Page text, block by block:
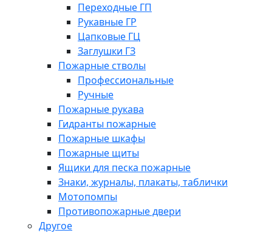
Переходные ГП
Рукавные ГР
Цапковые ГЦ
Заглушки ГЗ
Пожарные стволы
Профессиональные
Ручные
Пожарные рукава
Гидранты пожарные
Пожарные шкафы
Пожарные щиты
Ящики для песка пожарные
Знаки, журналы, плакаты, таблички
Мотопомпы
Противопожарные двери
Другое